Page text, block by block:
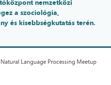
nemzetközi
a szociológia,
és kisebbségkutatás terén.
Language Processing Meetup